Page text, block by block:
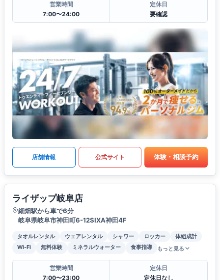
営業時間
7:00〜24:00
定休日
要確認
店舗情報 公式サイト 体験・相談予約
ライザップ岐阜店
細畑駅から車で6分
岐阜県岐阜市神田町6-12SIXA神田4F
タオルレンタル ウェアレンタル シャワー ロッカー
体組成計
Wi-Fi
無料体験 ミネラルウォーター 食事指導 もっと見る
営業時間
7:00〜23:00
定休日
定休日なし